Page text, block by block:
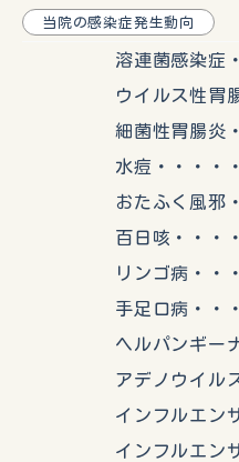
当院の感染症発生動向
溶連菌感染症・・
ウイルス性胃腸炎
細菌性胃腸炎・・
水痘・・・・・・
おたふく風邪・・
百日咳・・・・・
リンゴ病・・・・
手足口病・・・・
ヘルパンギーナ・
アデノウイルス感
インフルエンザＡ
インフルエンザＢ